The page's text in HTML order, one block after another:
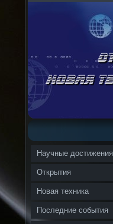
Научные достижения
Открытия
Новая техника
Последние события